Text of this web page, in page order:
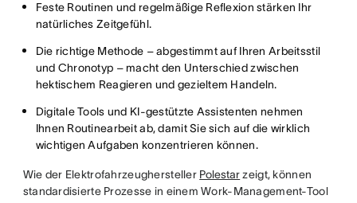
Feste Routinen und regelmäßige Reflexion stärken Ihr
natürliches Zeitgefühl.
Die richtige Methode – abgestimmt auf Ihren Arbeitsstil
und Chronotyp – macht den Unterschied zwischen
hektischem Reagieren und gezieltem Handeln.
Digitale Tools und KI-gestützte Assistenten nehmen
Ihnen Routinearbeit ab, damit Sie sich auf die wirklich
wichtigen Aufgaben konzentrieren können.
Wie der Elektrofahrzeughersteller Polestarzeigt, können
standardisierte Prozesse in einem Work-Management-Tool